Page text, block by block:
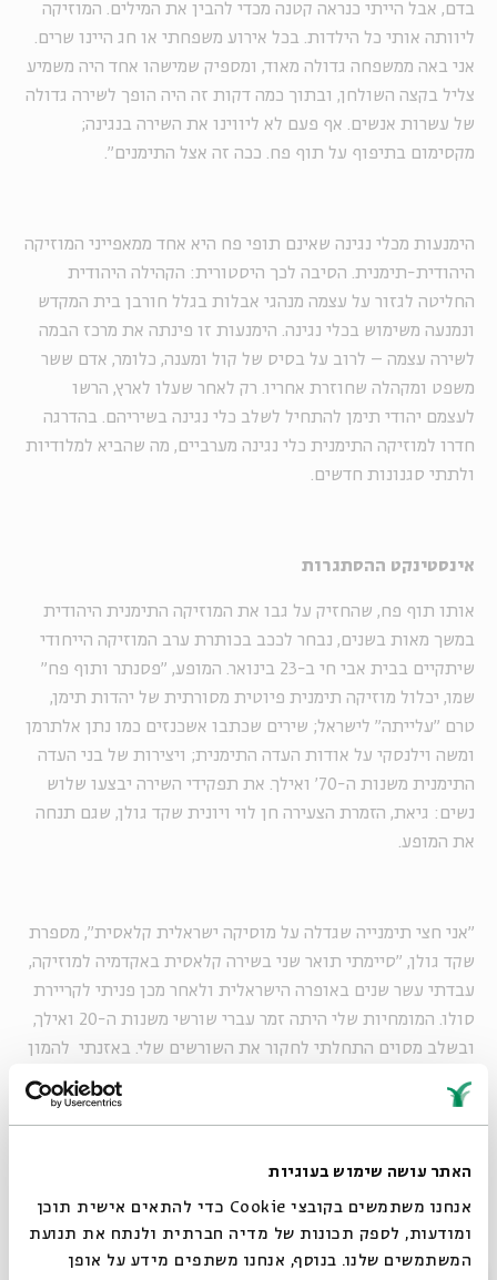
האתר עושה שימוש בעוגיות
אנחנו משתמשים בקובצי Cookie כדי להתאים אישית תוכן
ומודעות, לספק תכונות של מדיה חברתית ולנתח את תנועת
המשתמשים שלנו. בנוסף, אנחנו משתפים מידע על אופן
בדם, אבל הייתי כנראה קטנה מכדי להבין את המילים. המוזיקה
ליוותה אותי כל הילדות. בכל אירוע משפחתי או חג היינו שרים.
אני באה ממשפחה גדולה מאוד, ומספיק שמישהו אחד היה משמיע
צליל בקצה השולחן, ובתוך כמה דקות זה היה הופך לשירה גדולה
של עשרות אנשים. אף פעם לא ליווינו את השירה בנגינה;
מקסימום בתיפוף על תוף פח. ככה זה אצל התימנים".
הימנעות מכלי נגינה שאינם תופי פח היא אחד ממאפייני המוזיקה
היהודית-תימנית. הסיבה לכך היסטורית: הקהילה היהודית
החליטה לגזור על עצמה מנהגי אבלות בגלל חורבן בית המקדש
ונמנעה משימוש בכלי נגינה. הימנעות זו פינתה את מרכז הבמה
לשירה עצמה – לרוב על בסיס של קול ומענה, כלומר, אדם ששר
משפט ומקהלה שחוזרת אחריו. רק לאחר שעלו לארץ, הרשו
לעצמם יהודי תימן להתחיל לשלב כלי נגינה בשיריהם. בהדרגה
חדרו למוזיקה התימנית כלי נגינה מערביים, מה שהביא למלודיות
ולתתי סגנונות חדשים.
אינסטינקט ההסתגרות
אותו תוף פח, שהחזיק על גבו את המוזיקה התימנית היהודית
במשך מאות בשנים, נבחר לככב בכותרת ערב המוזיקה הייחודי
שיתקיים בבית אבי חי ב-23 בינואר. המופע, "פסנתר ותוף פח"
שמו, יכלול מוזיקה תימנית פיוטית מסורתית של יהדות תימן,
טרם "עלייתה" לישראל; שירים שכתבו אשכנזים כמו נתן אלתרמן
ומשה וילנסקי על אודות העדה התימנית; ויצירות של בני העדה
התימנית משנות ה-70' ואילך. את תפקידי השירה יבצעו שלוש
נשים: גיאת, הזמרת הצעירה חן לוי ויונית שקד גולן, שגם תנחה
את המופע.
"אני חצי תימנייה שגדלה על מוסיקה ישראלית קלאסית", מספרת
שקד גולן, "סיימתי תואר שני בשירה קלאסית באקדמיה למוזיקה,
עבדתי עשר שנים באופרה הישראלית ולאחר מכן פניתי לקריירת
סולו. המומחיות שלי היתה זמר עברי שורשי משנות ה-20 ואילך,
ובשלב מסוים התחלתי לחקור את השורשים שלי. באזנתי להמון
ביצועים של זמרים תימנים אסלים ששרים את המקורות כדי
להבין וללמוד, וגיליתי עולם ומלואו".